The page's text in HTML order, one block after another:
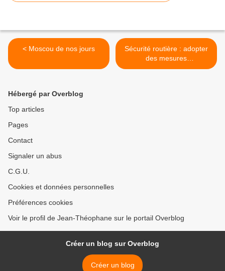
< Moscou de nos jours
Sécurité routière : adopter
des mesures
internationales (Medvedev)
Hébergé par Overblog
Top articles
Pages
Contact
Signaler un abus
C.G.U.
Cookies et données personnelles
Préférences cookies
Voir le profil de Jean-Théophane sur le portail Overblog
Créer un blog sur Overblog
Créer un blog